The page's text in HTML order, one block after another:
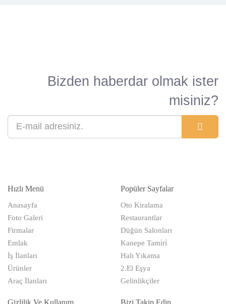
Bizden haberdar olmak ister
misiniz?
Hızlı Menü
Anasayfa
Foto Galeri
Firmalar
Emlak
İş İlanları
Ürünler
Araç İlanları
Popüler Sayfalar
Oto Kiralama
Restaurantlar
Düğün Salonları
Kanepe Tami̇ri̇
Halı Yıkama
2.El Eşya
Gelinlikçiler
Gizlilik Ve Kullanım Bizi Takip Edin